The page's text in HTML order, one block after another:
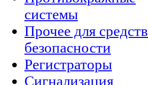
системы
Прочее для средств
безопасности
Регистраторы
Сигнализация